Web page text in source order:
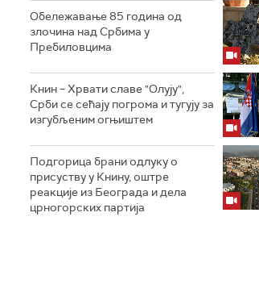
Обележавање 85 година од
злочина над Србима у
Пребиловцима
Книн – Хрвати славе "Олују",
Срби се сећају погрома и тугују за
изгубљеним огњиштем
Подгорица брани одлуку о
присуству у Книну, оштре
реакције из Београда и дела
црногорских партија